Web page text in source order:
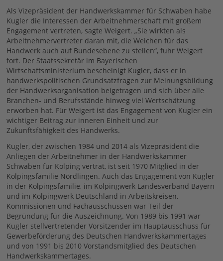
Als Vizepräsident der Handwerkskammer für Schwaben habe
Kugler die Interessen der Arbeitnehmerschaft mit großem
Engagement vertreten, sagte Weigert. „Sie wirkten als
Arbeitnehmervertreter daran mit, die Weichen für das
Handwerk auch auf Bundesebene zu stellen“, fuhr Weigert
fort. Der Staatssekretär im Bayerischen
Wirtschaftsministerium bescheinigt Kugler, dass er in
handwerkspolitischen Grundsatzfragen zur Meinungsbildung
der Handwerksorganisation beigetragen und sich über alle
Branchen- und Berufsstände hinweg viel Wertschätzung
erworben hat. Für Weigert ist das Engagement von Kugler ein
wichtiger Beitrag zur inneren Einheit und zur
Zukunftsfähigkeit des Handwerks.
Kugler, der zwischen 1984 und 2014 als Vizepräsident die
Anliegen der Arbeitnehmer in der Handwerkskammer
Schwaben für Kolping vertrat, ist seit 1970 Mitglied in der
Kolpingsfamilie Nördlingen. Auch das Engagement von Kugler
in der Kolpingsfamilie, im Kolpingwerk Landesverband Bayern
und im Kolpingwerk Deutschland in Arbeitskreisen,
Kommissionen und Fachausschüssen war Teil der
Begründung für die Auszeichnung. Von 1989 bis 1991 war
Kugler stellvertretender Vorsitzender im Hauptausschuss für
Gewerbeförderung des Deutschen Handwerkskammertages
und von 1991 bis 2010 Vorstandsmitglied des Deutschen
Handwerkskammertages.